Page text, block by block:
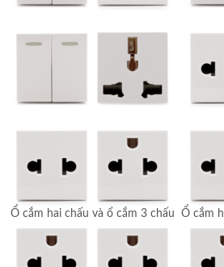
Ổ cắm hai chấu và ổ cắm 3 chấu Ổ cắm